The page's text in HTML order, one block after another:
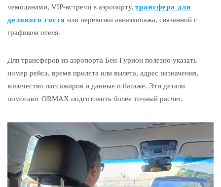
чемоданами, VIP-встречи в аэропорту, трансфера для
делового гостя или перевозки авиаэкипажа, связанной с
графиком отеля.
Для трансферов из аэропорта Бен-Гурион полезно указать
номер рейса, время прилета или вылета, адрес назначения,
количество пассажиров и данные о багаже. Эти детали
помогают ORMAX подготовить более точный расчет.